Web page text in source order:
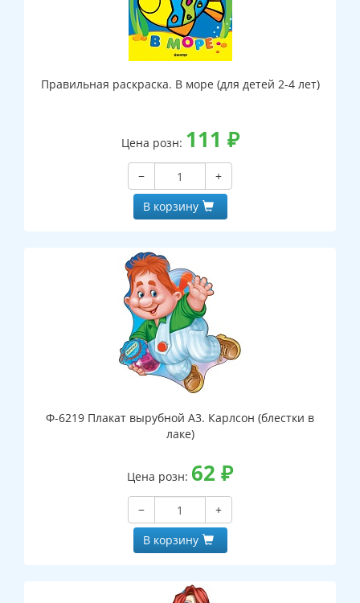
Правильная раскраска. В море (для детей 2-4 лет)
Цена розн: 111 ₽
−
+
В корзину
Ф-6219 Плакат вырубной А3. Карлсон (блестки в
лаке)
Цена розн: 62 ₽
−
+
В корзину